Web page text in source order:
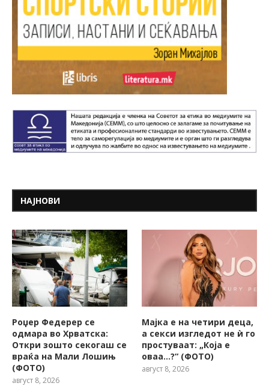
НАЈНОВИ
Роџер Федерер се
одмара во Хрватска:
Откри зошто секогаш се
враќа на Мали Лошињ
(ФОТО)
август 8, 2026
Мајка е на четири деца,
а секси изгледот не ѝ го
простуваат: „Која е
оваа…?“ (ФОТО)
август 8, 2026